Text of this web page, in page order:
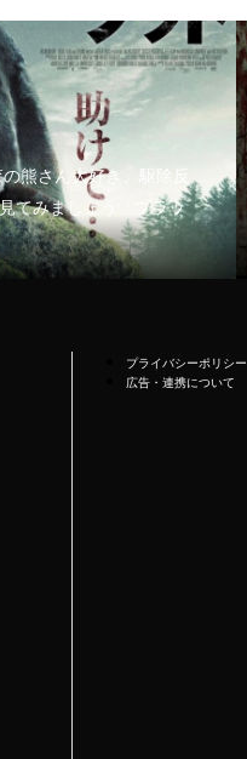
熊さん大好き、駆除反
てみましょう「ブラッ
プライバシーポリシー
広告・連携について